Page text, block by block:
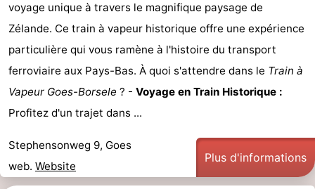
voyage unique à travers le magnifique paysage de
Zélande. Ce train à vapeur historique offre une expérience
particulière qui vous ramène à l'histoire du transport
ferroviaire aux Pays-Bas. À quoi s'attendre dans le Train à
Vapeur Goes-Borsele ? - Voyage en Train Historique :
Profitez d'un trajet dans ...
Stephensonweg 9, Goes
web. Website
Plus d'informations